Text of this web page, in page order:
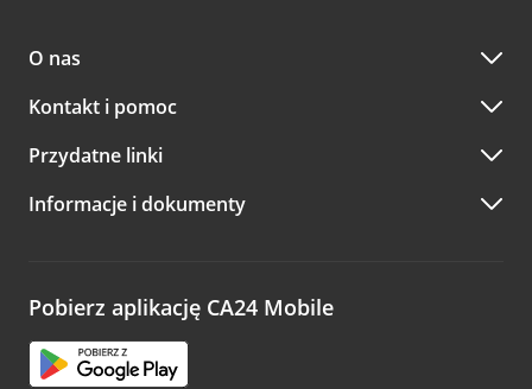
O nas
Kontakt i pomoc
Przydatne linki
Informacje i dokumenty
Pobierz aplikację CA24 Mobile